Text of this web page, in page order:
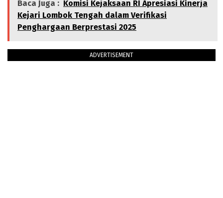
Baca Juga : Komisi Kejaksaan RI Apresiasi Kinerja
Kejari Lombok Tengah dalam Verifikasi
Penghargaan Berprestasi 2025
ADVERTISEMENT